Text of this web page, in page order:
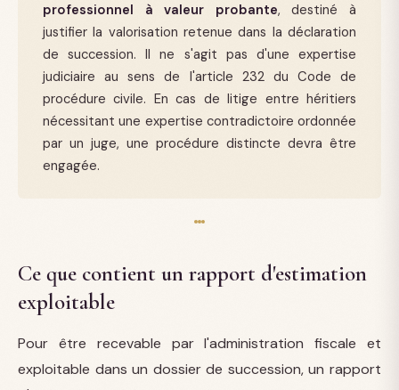
professionnel à valeur probante, destiné à
justifier la valorisation retenue dans la déclaration
de succession. Il ne s'agit pas d'une expertise
judiciaire au sens de l'article 232 du Code de
procédure civile. En cas de litige entre héritiers
nécessitant une expertise contradictoire ordonnée
par un juge, une procédure distincte devra être
engagée.
Ce que contient un rapport d'estimation
exploitable
Pour être recevable par l'administration fiscale et
exploitable dans un dossier de succession, un rapport